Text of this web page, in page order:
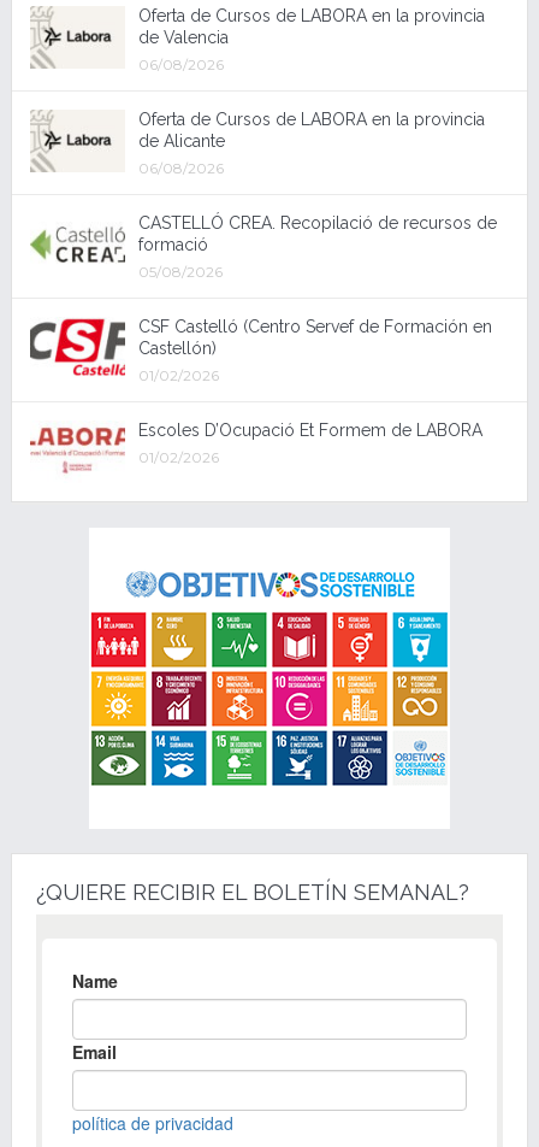
Oferta de Cursos de LABORA en la provincia
de Valencia
06/08/2026
Oferta de Cursos de LABORA en la provincia
de Alicante
06/08/2026
CASTELLÓ CREA. Recopilació de recursos de
formació
05/08/2026
CSF Castelló (Centro Servef de Formación en
Castellón)
01/02/2026
Escoles D’Ocupació Et Formem de LABORA
01/02/2026
¿QUIERE RECIBIR EL BOLETÍN SEMANAL?